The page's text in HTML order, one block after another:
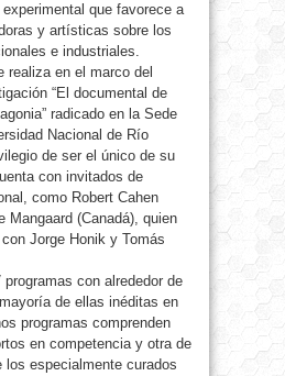
que favorece a
y artísticas sobre los
e industriales.
realiza en el marco del
“El documental de
radicado en la Sede
Nacional de Río
de ser el único de su
con invitados de
como Robert Cahen
Mangaard (Canadá), quien
Jorge Honik y Tomás
con alrededor de
de ellas inéditas en
programas comprenden
en competencia y otra de
los especialmente curados